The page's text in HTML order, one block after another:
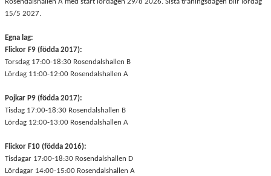
15/5 2027.
Egna lag:
Flickor F9 (födda 2017):
Torsdag 17:00-18:30 Rosendalshallen B
Lördag 11:00-12:00 Rosendalshallen A
Pojkar P9 (födda 2017):
Tisdag 17:00-18:30 Rosendalshallen B
Lördag 12:00-13:00 Rosendalshallen A
Flickor F10 (födda 2016):
Tisdagar 17:00-18:30 Rosendalshallen D
Lördagar 14:00-15:00 Rosendalshallen A